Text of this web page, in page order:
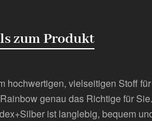
zum Produkt
hochwertigen, vielseitigen Stoff
genau das Richtige für
ist langlebig, bequem